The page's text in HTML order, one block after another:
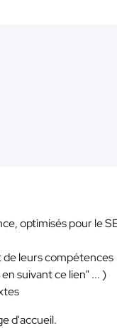
optimisés pour le
de leurs compétences
suivant ce lien" ... )
d'accueil.